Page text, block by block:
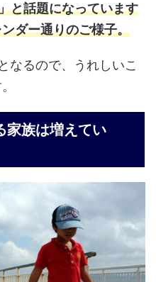
と話題になっています
ダー通りのご様子。
なるので、うれしいこ
家族は増えてい